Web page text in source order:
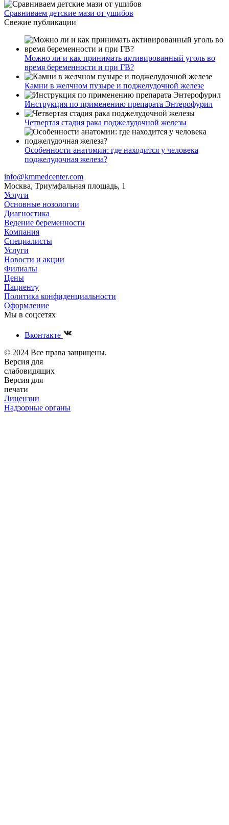
Сравниваем детские мази от ушибов
Свежие публикации
Можно ли и как принимать активированный уголь во
время беременности и при ГВ?
Камни в желчном пузыре и поджелудочной железе
Инструкция по применению препарата Энтерофурил
Четвертая стадия рака поджелудочной железы
Особенности анатомии: где находится у человека
поджелудочная железа?
info@kmmedcenter.com
Москва, Триумфальная площадь, 1
Услуги
Основные нозологии
Диагностика
Ведение беременности
Компания
Специалисты
Услуги
Новости и акции
Филиалы
Цены
Пациенту
Политика конфиденциальности
Оформление
Мы в соцсетях
Вконтакте
© 2024 Все права защищены.
Версия для
слабовидящих
Версия для
печати
Лицензии
Надзорные органы